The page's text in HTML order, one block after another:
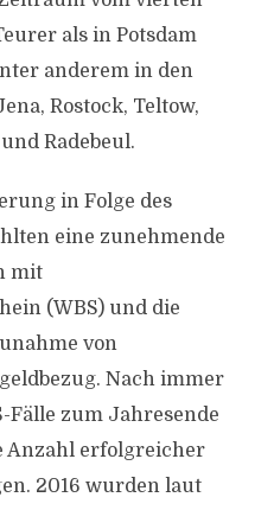
als in Potsdam
anderem in den
Rostock, Teltow,
Radebeul.
in Folge des
eine zunehmende
mit
(WBS) und die
von
Nach immer
Fälle zum Jahresende
Anzahl erfolgreicher
2016 wurden laut